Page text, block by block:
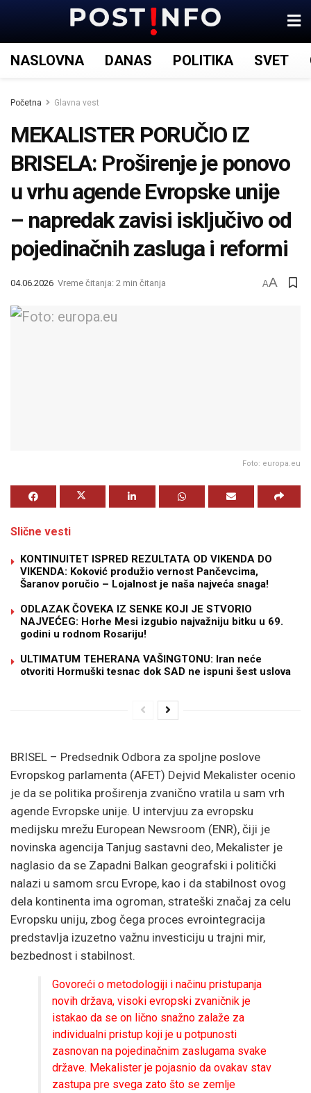
NASLOVNA DANAS POLITIKA SVET
Početna Glavna vest
MEKALISTER PORUČIO IZ
BRISELA: Proširenje je ponovo
u vrhu agende Evropske unije
– napredak zavisi isključivo od
pojedinačnih zasluga i reformi
04.06.2026 Vreme čitanja: 2 min čitanja AA
Foto: europa.eu
Slične vesti
KONTINUITET ISPRED REZULTATA OD VIKENDA DO
VIKENDA: Koković produžio vernost Pančevcima,
Šaranov poručio – Lojalnost je naša najveća snaga!
ODLAZAK ČOVEKA IZ SENKE KOJI JE STVORIO
NAJVEĆEG: Horhe Mesi izgubio najvažniju bitku u 69.
godini u rodnom Rosariju!
ULTIMATUM TEHERANA VAŠINGTONU: Iran neće
otvoriti Hormuški tesnac dok SAD ne ispuni šest uslova
BRISEL – Predsednik Odbora za spoljne poslove
Evropskog parlamenta (AFET) Dejvid Mekalister ocenio
je da se politika proširenja zvanično vratila u sam vrh
agende Evropske unije. U intervjuu za evropsku
medijsku mrežu European Newsroom (ENR), čiji je
novinska agencija Tanjug sastavni deo, Mekalister je
naglasio da se Zapadni Balkan geografski i politički
nalazi u samom srcu Evrope, kao i da stabilnost ovog
dela kontinenta ima ogroman, strateški značaj za celu
Evropsku uniju, zbog čega proces evrointegracija
predstavlja izuzetno važnu investiciju u trajni mir,
bezbednost i stabilnost.
Govoreći o metodologiji i načinu pristupanja
novih država, visoki evropski zvaničnik je
istakao da se on lično snažno zalaže za
individualni pristup koji je u potpunosti
zasnovan na pojedinačnim zaslugama svake
države. Mekalister je pojasnio da ovakav stav
zastupa pre svega zato što se zemlje